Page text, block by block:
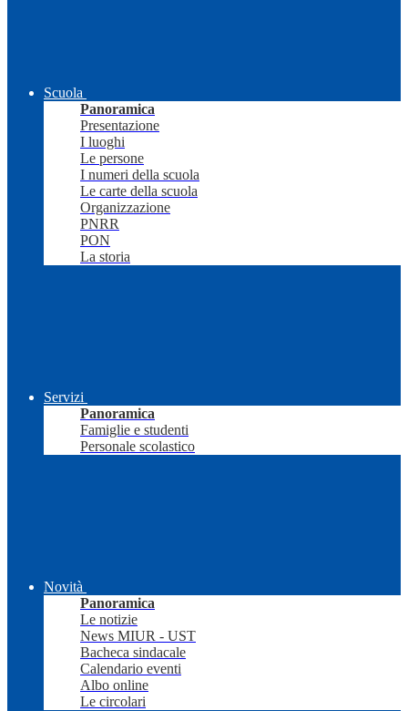
Scuola
Panoramica
Presentazione
I luoghi
Le persone
I numeri della scuola
Le carte della scuola
Organizzazione
PNRR
PON
La storia
Servizi
Panoramica
Famiglie e studenti
Personale scolastico
Novità
Panoramica
Le notizie
News MIUR - UST
Bacheca sindacale
Calendario eventi
Albo online
Le circolari